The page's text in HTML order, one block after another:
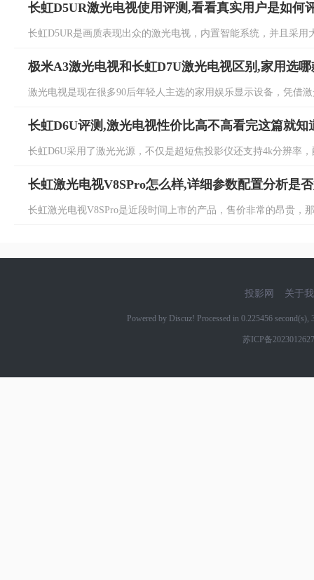
长虹D5UR激光电视使用评测,看看真实用户是如何
长虹D5UR是画质表现出众的激光电视，内置智能系统，并且采
极米A3激光电视和长虹D7U激光电视区别,家用选
激光电视是现在很多90后年轻人主选的家用娱乐显示设备，凭借
长虹D6U评测,激光电视性价比高不高看完这篇就知
长虹D6U采用了激光光源，不仅是超短焦投影仪还支持4k分辨率
长虹激光电视V8SPro怎么样,详细参数配置分析是
长虹激光电视V8SPro是近段时间上市的产品，售价非常的昂贵，
投影网 关于
Powered by Discuz! Processed in 0.225456
苏ICP备